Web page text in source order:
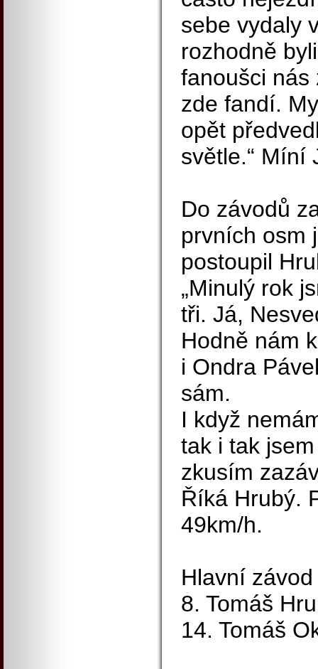
sebe vydaly
rozhodně
fanoušci nás
zde fandí.
opět
světle.“ Míní
Do závodů
prvních osm
postoupil
„Minulý rok
tři. Já,
Hodně nám
i Ondra
sám.
I když
tak i tak
zkusím
Říká Hrubý.
49km/h.
Hlavní
8. Tomáš
14. Tomáš